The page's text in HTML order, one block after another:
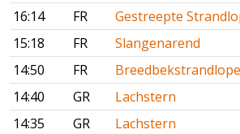
16:14
FR
Gestreepte
15:18
FR
Slangenarend
14:50
FR
14:40
GR
Lachstern
14:35
GR
Lachstern